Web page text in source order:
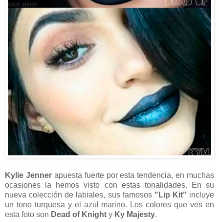
Kylie Jennerapuesta fuerte por esta tendencia, en muchas
ocasiones la hemos visto con estas tonalidades. En su
nueva colección de labiales, sus famosos "Lip Kit" incluye
un tono turquesa y el azul marino. Los colores que ves en
esta foto son Dead of Knight y Ky Majesty.